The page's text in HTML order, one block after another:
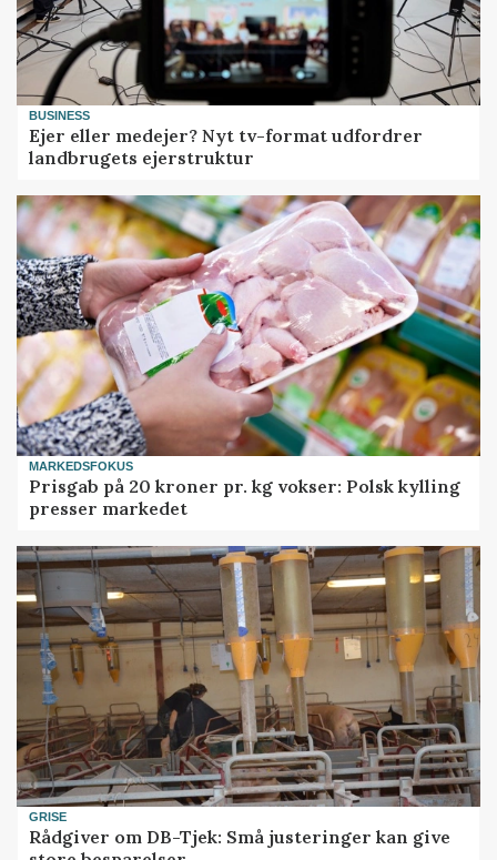
BUSINESS
Ejer eller medejer? Nyt tv-format udfordrer
landbrugets ejerstruktur
MARKEDSFOKUS
Prisgab på 20 kroner pr. kg vokser: Polsk kylling
presser markedet
GRISE
Rådgiver om DB-Tjek: Små justeringer kan give